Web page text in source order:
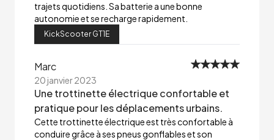
trajets quotidiens. Sa batterie a une bonne
autonomie et se recharge rapidement.
KickScooter GT1E
Marc
20 janvier 2023
Une trottinette électrique confortable et
pratique pour les déplacements urbains.
Cette trottinette électrique est très confortable à
conduire grâce à ses pneus gonflables et son